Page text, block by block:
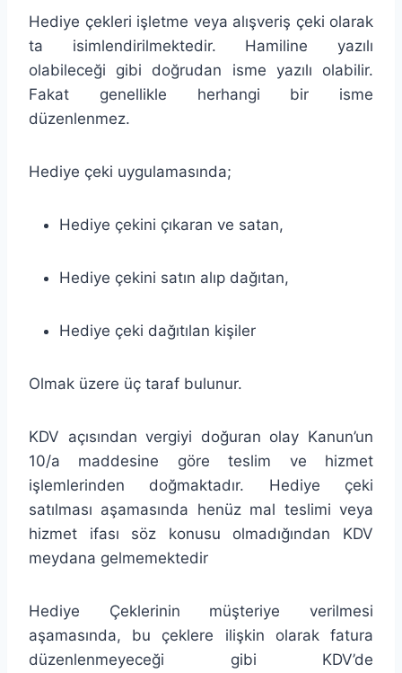
Hediye çekleri işletme veya alışveriş çeki olarak
ta isimlendirilmektedir. Hamiline yazılı
olabileceği gibi doğrudan isme yazılı olabilir.
Fakat genellikle herhangi bir isme
düzenlenmez.
Hediye çeki uygulamasında;
Hediye çekini çıkaran ve satan,
Hediye çekini satın alıp dağıtan,
Hediye çeki dağıtılan kişiler
Olmak üzere üç taraf bulunur.
KDV açısından vergiyi doğuran olay Kanun’un
10/a maddesine göre teslim ve hizmet
işlemlerinden doğmaktadır. Hediye çeki
satılması aşamasında henüz mal teslimi veya
hizmet ifası söz konusu olmadığından KDV
meydana gelmemektedir
Hediye Çeklerinin müşteriye verilmesi
aşamasında, bu çeklere ilişkin olarak fatura
düzenlenmeyeceği gibi KDV’de